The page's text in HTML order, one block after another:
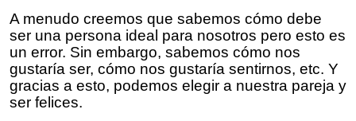
A menudo creemos que sabemos cómo debe
ser una persona ideal para nosotros pero esto es
un error. Sin embargo, sabemos cómo nos
gustaría ser, cómo nos gustaría sentirnos, etc. Y
gracias a esto, podemos elegir a nuestra pareja y
ser felices.